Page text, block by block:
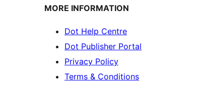
MORE INFORMATION
Dot Help Centre
Dot Publisher Portal
Privacy Policy
Terms & Conditions